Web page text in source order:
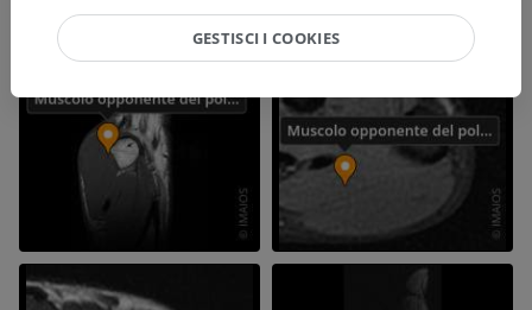
GESTISCI I COOKIES